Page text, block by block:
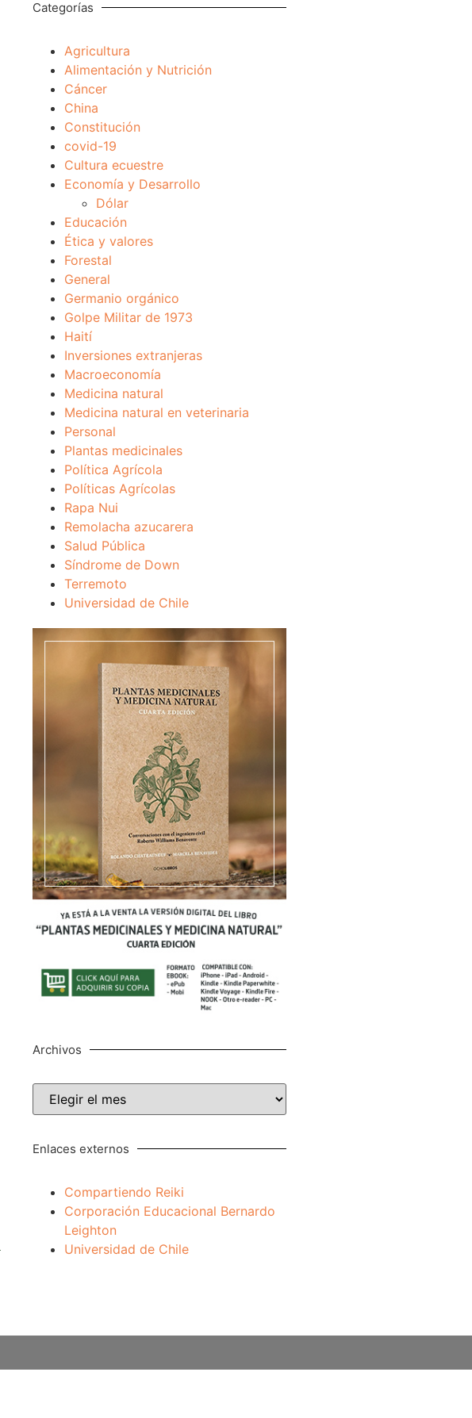
Categorías
Agricultura
Alimentación y Nutrición
Cáncer
China
Constitución
covid-19
Cultura ecuestre
Economía y Desarrollo
Dólar
Educación
Ética y valores
Forestal
General
Germanio orgánico
Golpe Militar de 1973
Haití
Inversiones extranjeras
Macroeconomía
Medicina natural
Medicina natural en veterinaria
Personal
Plantas medicinales
Política Agrícola
Políticas Agrícolas
Rapa Nui
Remolacha azucarera
Salud Pública
Síndrome de Down
Terremoto
Universidad de Chile
Archivos
Enlaces externos
Compartiendo Reiki
Corporación Educacional Bernardo
Leighton
Universidad de Chile